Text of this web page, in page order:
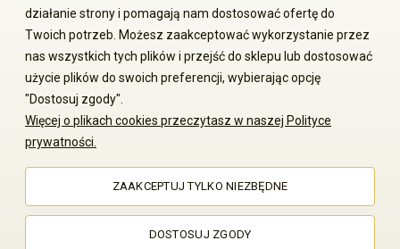
© 2008-2026 MS70.pl / Ms70 Sp. z o.o. Wszelkie prawa
zastrzeżone. Kopiowanie treści i zdjęć bez zgody właściciela
Sklep internetowy Shoper Premium
działanie strony i pomagają nam dostosować ofertę do
Twoich potrzeb. Możesz zaakceptować wykorzystanie przez
nas wszystkich tych plików i przejść do sklepu lub dostosować
użycie plików do swoich preferencji, wybierając opcję
"Dostosuj zgody".
Więcej o plikach cookies przeczytasz w naszej Polityce
prywatności.
ZAAKCEPTUJ TYLKO NIEZBĘDNE
DOSTOSUJ ZGODY